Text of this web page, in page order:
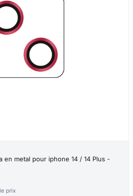
en metal pour iphone 14 / 14 Plus -
prix